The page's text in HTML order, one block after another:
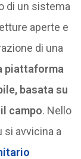
di un sistema
aperte e
di una
piattaforma
basata su
campo. Nello
si avvicina a